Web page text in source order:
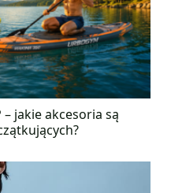
jakie akcesoria są